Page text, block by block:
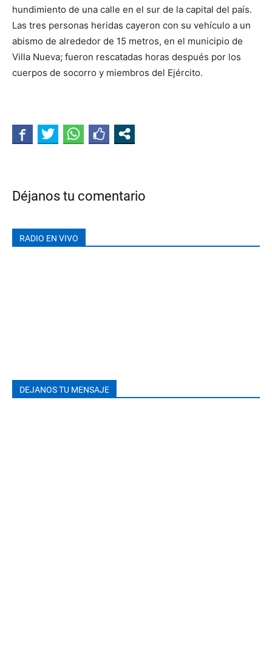
hundimiento de una calle en el sur de la capital del país.
Las tres personas heridas cayeron con su vehículo a un
abismo de alrededor de 15 metros, en el municipio de
Villa Nueva; fueron rescatadas horas después por los
cuerpos de socorro y miembros del Ejército.
Déjanos tu comentario
RADIO EN VIVO
DEJANOS TU MENSAJE